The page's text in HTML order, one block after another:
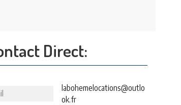
Direct:
labohemelocations@outlo
ok.fr